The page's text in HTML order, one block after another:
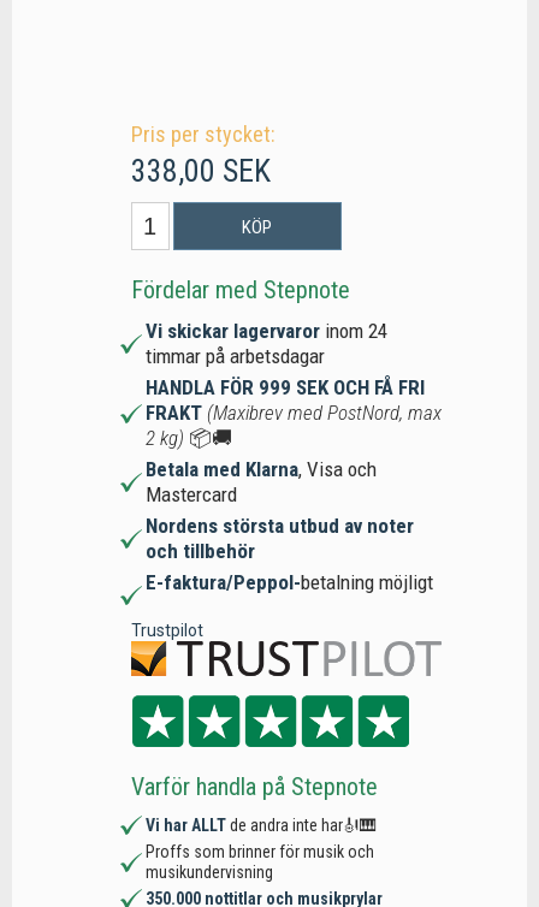
Pris per stycket:
338,00 SEK
KÖP
Fördelar med Stepnote
Vi skickar lagervaror inom 24
timmar på arbetsdagar
HANDLA FÖR 999 SEK OCH FÅ FRI
FRAKT (Maxibrev med PostNord, max
2 kg) 📦🚚
Betala med Klarna, Visa och
Mastercard
Nordens största utbud av noter
och tillbehör
E-faktura/Peppol-betalning möjligt
Trustpilot
Varför handla på Stepnote
Vi har ALLTde andra inte har🎻🎹
Proffs som brinner för musik och
musikundervisning
350.000 nottitlar och musikprylar